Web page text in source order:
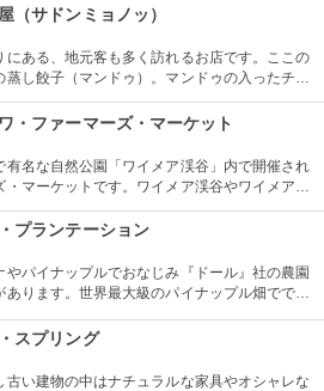
」や、おこげを煮込んだ「ヌルンジ」、もち
もセルフサービス食べ放題。
（サドンミョノッ）
にある、地元客も多く訪れるお店です。ここの
蒸し餃子（マンドゥ）。マンドゥの入ったチョ
人気です。ほかにも、海鮮チヂミやスンドゥブ
国料理がそろっています。
・ファーマーズ・マーケット
有名な自然公園「ワイメア渓谷」内で開催され
・マーケットです。ワイメア渓谷やワイメアの
訪れるのも楽しいかも。食べ物も飲み物も充実
、おやつはもちろん、ディナーを楽しむのもア
プランテーション
やパイナップルでおなじみ『ドール』社の農園
あります。世界最大級のパイナップル畑ででき
ョンがあります。カワイイお土産もいっぱい。
スプリング
古い建物の中はナチュラルな家具やオシャレな